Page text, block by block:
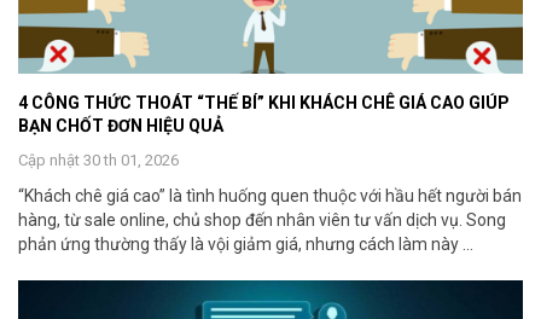
4 CÔNG THỨC THOÁT “THẾ BÍ” KHI KHÁCH CHÊ GIÁ CAO GIÚP
BẠN CHỐT ĐƠN HIỆU QUẢ
Cập nhật 30 th 01, 2026
“Khách chê giá cao” là tình huống quen thuộc với hầu hết người bán
hàng, từ sale online, chủ shop đến nhân viên tư vấn dịch vụ. Song
phản ứng thường thấy là vội giảm giá, nhưng cách làm này ...